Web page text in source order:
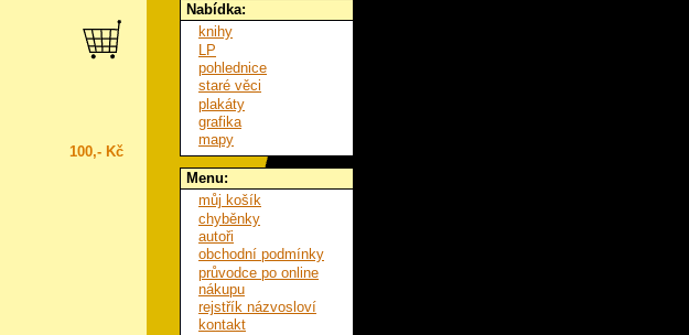
100,- Kč
Nabídka:
knihy
LP
pohlednice
staré věci
plakáty
grafika
mapy
Menu:
můj košík
chyběnky
autoři
obchodní podmínky
průvodce po online
nákupu
rejstřík názvosloví
kontakt